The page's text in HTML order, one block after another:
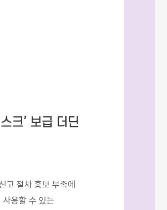
크’ 보급 더딘
고 절차 홍보 부족에
용할 수 있는